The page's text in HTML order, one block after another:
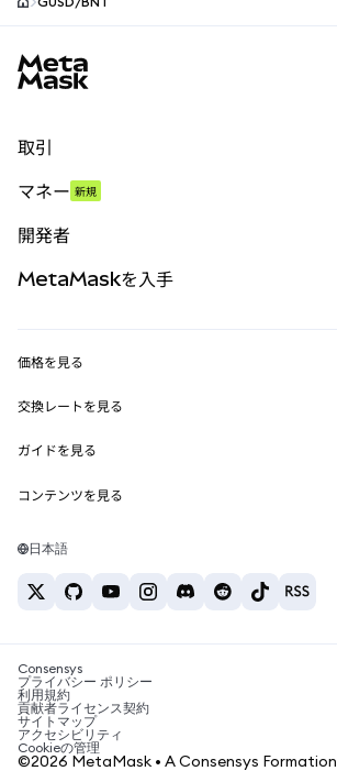
取引
パーペチュアル
RWA
マネー 新規
開発者
MetaMask Connect
Snaps
Web3サービス
MetaMaskを入手
セキュリティ
サポート
キャリア
お問い合わせ
価格を見る
イーサリアムの価格
Solanaの価格
Tetherの価格
交換レートを見る
ETH→USD
USDT→INR
BTC→INR
ETH→USDT
ガイドを見る
ETHの購入
USDTの購入
SHIBの購入
BNBの購入
コンテンツを見る
Solanaウォレット
税制関連ニュース
暗号資産の購入方法は？
ビットコインを売るには？
日本語
Consensys
プライバシー ポリシー
利用規約
貢献者ライセンス契約
サイトマップ
アクセシビリティ
Cookieの管理
©2026 MetaMask • A Consensys Formation